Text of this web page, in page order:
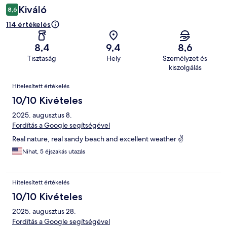
8,6 Kiváló
114 értékelés
8,4
Tisztaság
9,4
Hely
8,6
Személyzet és
kiszolgálás
Értékelések
Hitelesített értékelés
10/10 Kivételes
2025. augusztus 8.
Fordítás a Google segítségével
Real nature, real sandy beach and excellent weather ✌️
Nihat, 5 éjszakás utazás
Hitelesített értékelés
10/10 Kivételes
2025. augusztus 28.
Fordítás a Google segítségével